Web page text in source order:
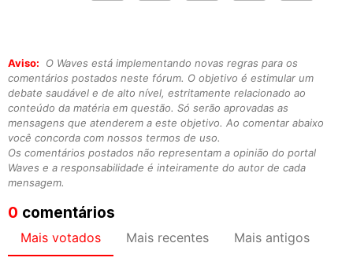
Aviso:
O Waves está implementando novas regras para os
comentários postados neste fórum. O objetivo é estimular um
debate saudável e de alto nível, estritamente relacionado ao
conteúdo da matéria em questão. Só serão aprovadas as
mensagens que atenderem a este objetivo. Ao comentar abaixo
você concorda com nossos termos de uso.
Os comentários postados não representam a opinião do portal
Waves e a responsabilidade é inteiramente do autor de cada
mensagem.
0 comentários
Mais votados Mais recentes Mais antigos